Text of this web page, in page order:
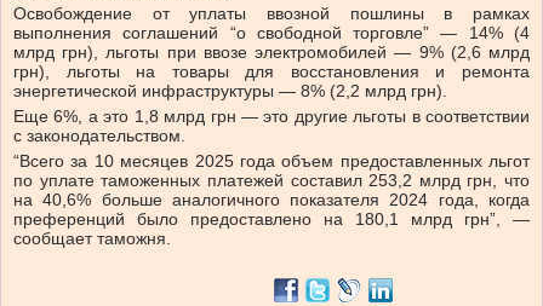
Освобождение от уплаты ввозной пошлины в рамках
выполнения соглашений “о свободной торговле” — 14% (4
млрд грн), льготы при ввозе электромобилей — 9% (2,6 млрд
грн), льготы на товары для восстановления и ремонта
энергетической инфраструктуры — 8% (2,2 млрд грн).
Еще 6%, а это 1,8 млрд грн — это другие льготы в соответствии
с законодательством.
“Всего за 10 месяцев 2025 года объем предоставленных льгот
по уплате таможенных платежей составил 253,2 млрд грн, что
на 40,6% больше аналогичного показателя 2024 года, когда
преференций было предоставлено на 180,1 млрд грн”, —
сообщает таможня.